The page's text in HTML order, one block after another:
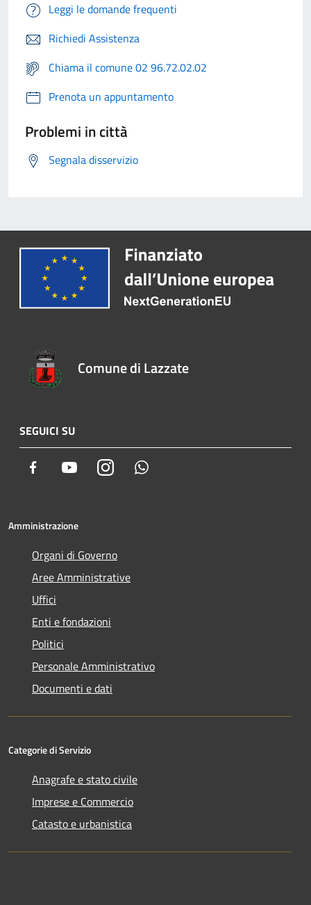
Leggi le domande frequenti
Richiedi Assistenza
Chiama il comune 02 96.72.02.02
Prenota un appuntamento
Problemi in città
Segnala disservizio
Comune di Lazzate
SEGUICI SU
Facebook YoutubeInstagram
Amministrazione
Organi di Governo
Aree Amministrative
Uffici
Enti e fondazioni
Politici
Personale Amministrativo
Documenti e dati
Categorie di Servizio
Anagrafe e stato civile
Imprese e Commercio
Catasto e urbanistica